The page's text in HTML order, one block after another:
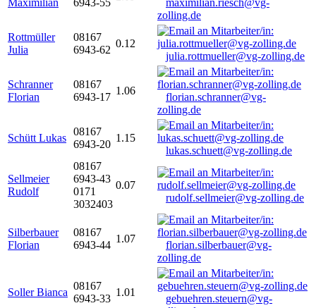
Maximilian
6943-55
maximilian.riesch@vg-
zolling.de
Rottmüller
Julia
08167
6943-62
0.12
julia.rottmueller@vg-zolling.de
Schranner
Florian
08167
6943-17
1.06
florian.schranner@vg-
zolling.de
Schütt Lukas
08167
6943-20
1.15
lukas.schuett@vg-zolling.de
Sellmeier
Rudolf
08167
6943-43
0171
3032403
0.07
rudolf.sellmeier@vg-zolling.de
Silberbauer
Florian
08167
6943-44
1.07
florian.silberbauer@vg-
zolling.de
Soller Bianca
08167
6943-33
1.01
gebuehren.steuern@vg-